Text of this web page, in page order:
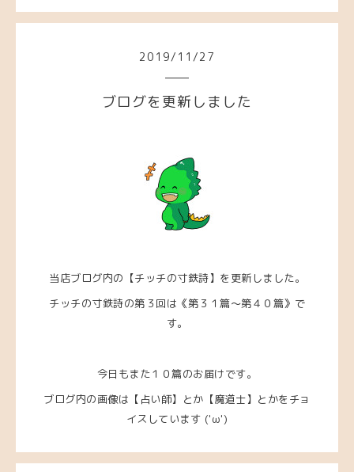
2019/ 11 /27
ブログを更新しました
当店ブログ内の【チッチの寸鉄詩】を更新しました。
チッチの寸鉄詩の第３回は《第３１篇～第４０篇》 で
す。
今日もまた１０篇のお届けです。
ブログ内の画像は【占い師】とか【魔道士】とかをチョ
イスしています ('ω')